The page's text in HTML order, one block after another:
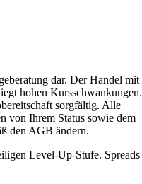
dar. Der Handel mit
hohen Kursschwankungen.
sorgfältig. Alle
von Ihrem Status sowie dem
den AGB ändern.
Level-Up-Stufe. Spreads